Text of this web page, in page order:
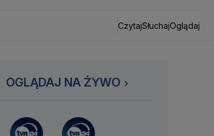
CzytajSłuchajOglądaj
OGLĄDAJ NA ŻYWO